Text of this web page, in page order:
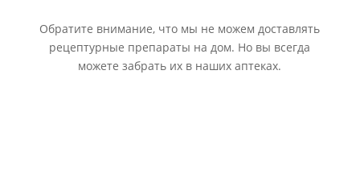
Обратите внимание, что мы не можем доставлять
рецептурные препараты на дом. Но вы всегда
можете забрать их в наших аптеках.